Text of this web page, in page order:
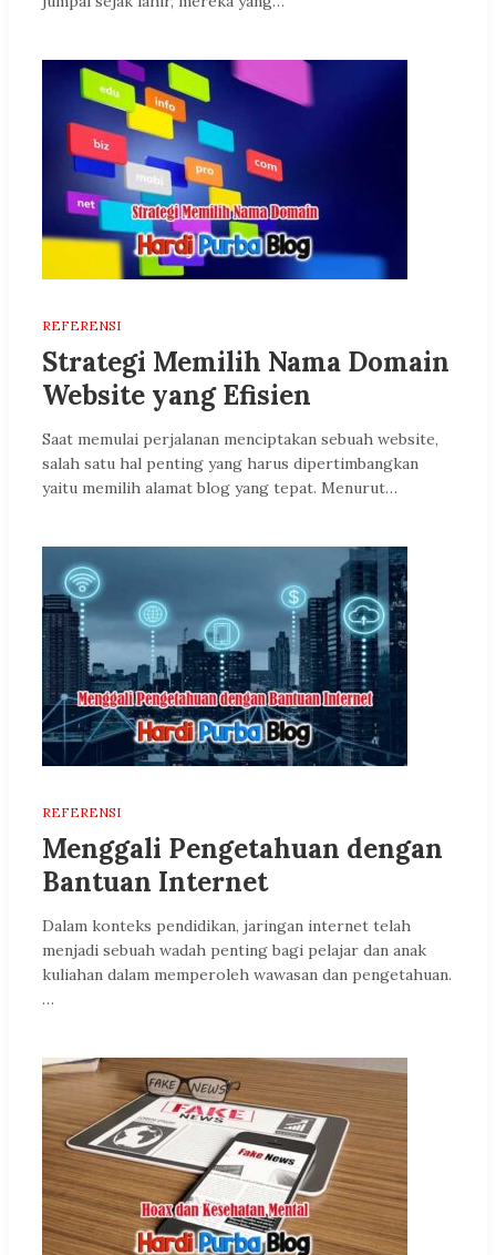
REFERENSI
Strategi Memilih Nama Domain
Website yang Efisien
Saat memulai perjalanan menciptakan sebuah website,
salah satu hal penting yang harus dipertimbangkan
yaitu memilih alamat blog yang tepat. Menurut…
REFERENSI
Menggali Pengetahuan dengan
Bantuan Internet
Dalam konteks pendidikan, jaringan internet telah
menjadi sebuah wadah penting bagi pelajar dan anak
kuliahan dalam memperoleh wawasan dan pengetahuan.
…